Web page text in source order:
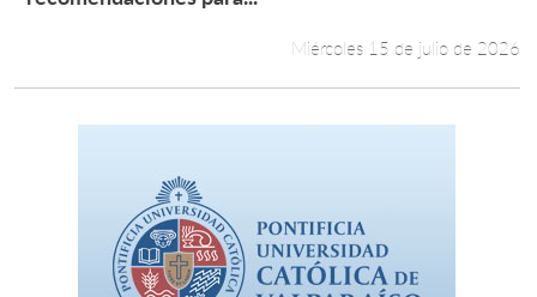
Miércoles 15 de julio de 2026